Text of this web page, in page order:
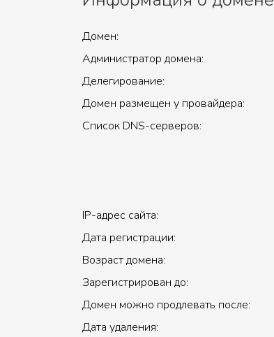
Домен:
Администратор домена:
Делегирование:
Домен размещен у провайдера:
Список DNS-серверов:
IP-адрес сайта:
Дата регистрации:
Возраст домена:
Зарегистрирован до:
Домен можно продлевать после:
Дата удаления: